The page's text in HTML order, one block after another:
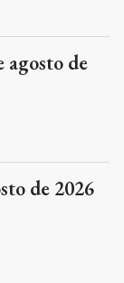
agosto de
de 2026